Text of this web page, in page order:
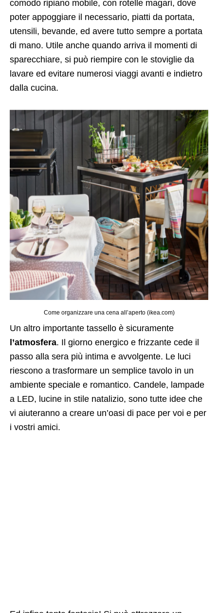
comodo ripiano mobile, con rotelle magari, dove
poter appoggiare il necessario, piatti da portata,
utensili, bevande, ed avere tutto sempre a portata
di mano. Utile anche quando arriva il momenti di
sparecchiare, si può riempire con le stoviglie da
lavare ed evitare numerosi viaggi avanti e indietro
dalla cucina.
Come organizzare una cena all’aperto (ikea.com)
Un altro importante tassello è sicuramente
l’atmosfera. Il giorno energico e frizzante cede il
passo alla sera più intima e avvolgente. Le luci
riescono a trasformare un semplice tavolo in un
ambiente speciale e romantico. Candele, lampade
a LED, lucine in stile natalizio, sono tutte idee che
vi aiuteranno a creare un’oasi di pace per voi e per
i vostri amici.